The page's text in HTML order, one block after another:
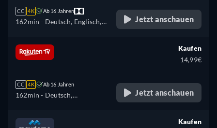
Portugiesisch, Russisch,
Slowakisch, Türkisch,
CC 4K Ab 16 Jahren
162min - Deutsch, Englisch,
Jetzt anschauen
CC 4K Ab 16 Jahren
162min - Deutsch,
Spanisch, Französisch,
Kaufen
14,99€
Jetzt anschauen
Kaufen